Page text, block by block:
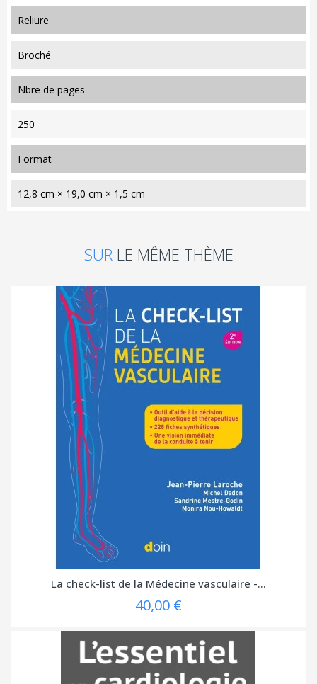
reliure
Broché
nbre de pages
250
format
12,8 cm × 19,0 cm × 1,5 cm
SUR LE MÊME THÈME
La check-list de la Médecine vasculaire -...
40,00 €